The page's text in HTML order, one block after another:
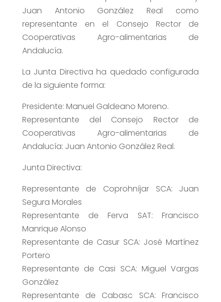
Juan Antonio González Real como
representante en el Consejo Rector de
Cooperativas Agro-alimentarias de
Andalucía.
La Junta Directiva ha quedado configurada
de la siguiente forma:
Presidente: Manuel Galdeano Moreno.
Representante del Consejo Rector de
Cooperativas Agro-alimentarias de
Andalucía: Juan Antonio González Real.
Junta Directiva:
Representante de Coprohníjar SCA: Juan
Segura Morales
Representante de Ferva SAT: Francisco
Manrique Alonso
Representante de Casur SCA: José Martínez
Portero
Representante de Casi SCA: Miguel Vargas
González
Representante de Cabasc SCA: Francisco